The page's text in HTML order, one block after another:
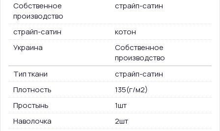
Собственное
производство
страйп-сатин
страйп-сатин
котон
Украина
Собственное
производство
Тип ткани
страйп-сатин
Плотность
135(г/м2)
Простынь
1шт
Наволочка
2шт